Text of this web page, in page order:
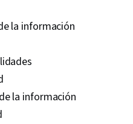
la información
la información